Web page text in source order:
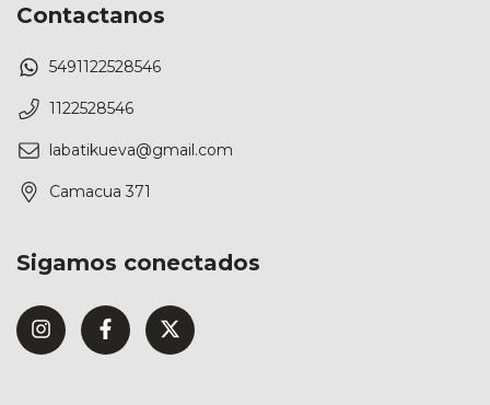
Contactanos
5491122528546
1122528546
labatikueva@gmail.com
Camacua 371
Sigamos conectados